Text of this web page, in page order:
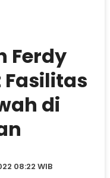
Ferdy
di
08:22 WIB